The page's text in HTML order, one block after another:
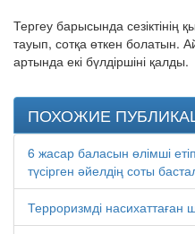
Тергеу барысында
тауып, сотқа өткен болатын.
артында екі бүлдіршіні қалды.
ПОХОЖИЕ
6 жасар баласын өлімші
түсірген әйелдің соты
Терроризмді насихаттаған